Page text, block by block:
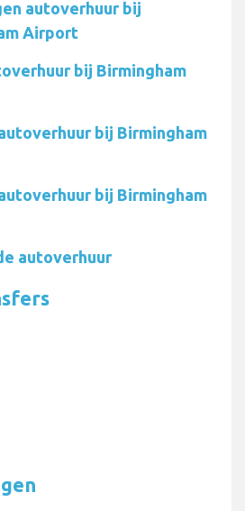
autoverhuur bij
Airport
bij Birmingham
bij Birmingham
bij Birmingham
autoverhuur